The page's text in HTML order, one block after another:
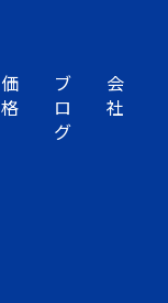
価
格
ブ
ロ
グ
会
社